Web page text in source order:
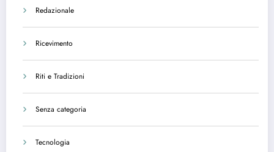
Redazionale
Ricevimento
Riti e Tradizioni
Senza categoria
Tecnologia